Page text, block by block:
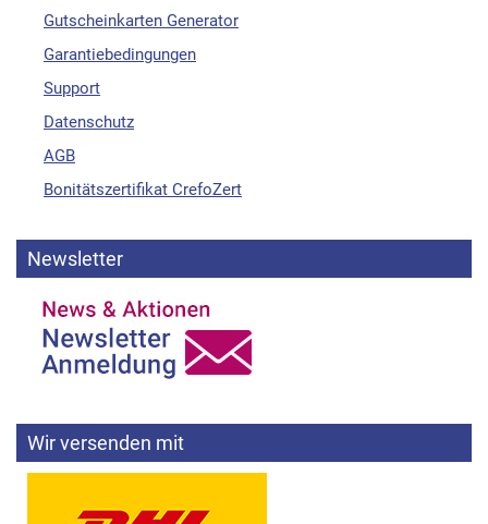
Gutscheinkarten Generator
Garantiebedingungen
Support
Datenschutz
AGB
Bonitätszertifikat CrefoZert
Newsletter
Wir versenden mit